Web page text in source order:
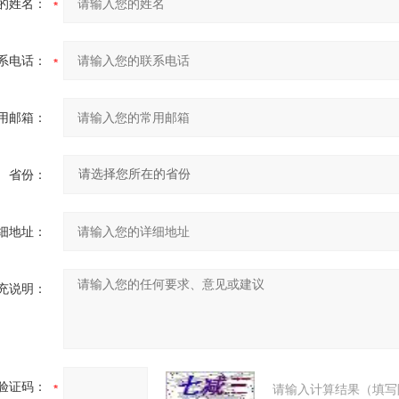
姓名：
电话：
邮箱：
省份：
地址：
说明：
证码： 请输入计算结果（填